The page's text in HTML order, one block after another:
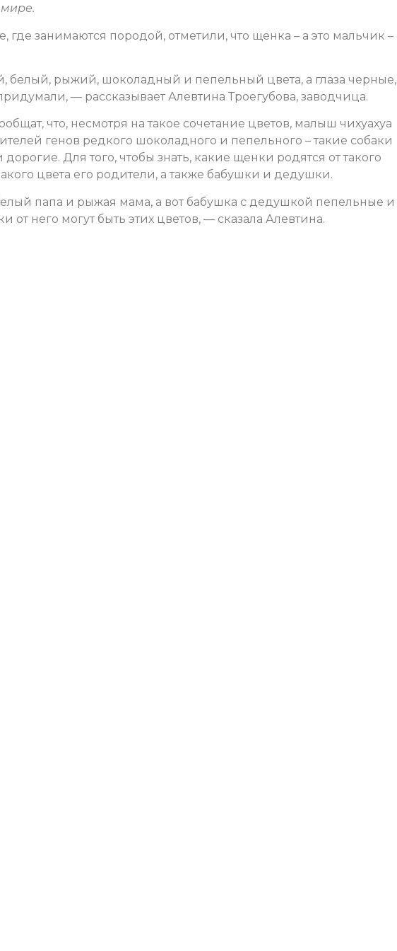
где занимаются породой, отметили, что щенка – а это мальчик –
рыжий, шоколадный и пепельный цвета, а глаза черные,
— рассказывает Алевтина Троегубова, заводчица.
что, несмотря на такое сочетание цветов, малыш чихуахуа
генов редкого шоколадного и пепельного – такие собаки
Для того, чтобы знать, какие щенки родятся от такого
цвета его родители, а также бабушки и дедушки.
папа и рыжая мама, а вот бабушка с дедушкой пепельные и
от него могут быть этих цветов, — сказала Алевтина.